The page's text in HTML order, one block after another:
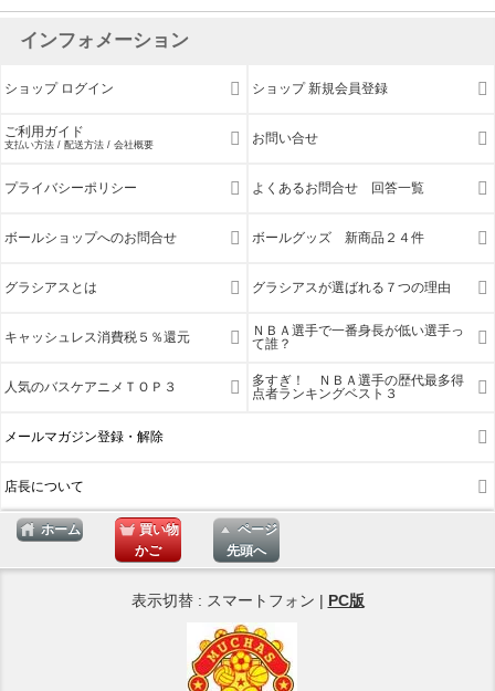
インフォメーション
ショップ ログイン ショップ 新規会員登録
ご利用ガイド
支払い方法 / 配送方法 / 会社概要 お問い合せ
プライバシーポリシー よくあるお問合せ 回答一覧
ボールショップへのお問合せ ボールグッズ 新商品２４件
グラシアスとは グラシアスが選ばれる７つの理由
キャッシュレス消費税５％還元
ＮＢＡ選手で一番身長が低い選手っ
て誰？
人気のバスケアニメＴＯＰ３
多すぎ！ ＮＢＡ選手の歴代最多得
点者ランキングベスト３
メールマガジン登録・解除
店長について
ホーム
買い物
かご
ページ
先頭へ
表示切替 : スマートフォン | PC版